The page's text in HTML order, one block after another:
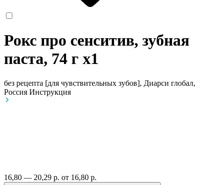
Рокс про сенситив, зубная
паста, 74 г x1
без рецепта [для чувствительных зубов], Диарси глобал,
Россия Инструкция
16,80 — 20,29 р. от 16,80 р.